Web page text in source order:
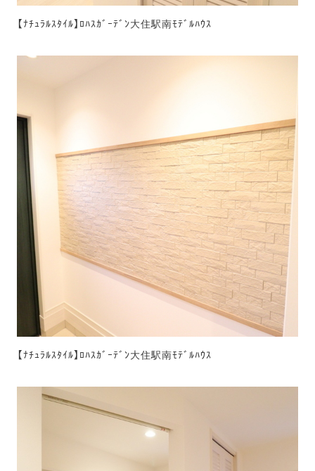
【ﾅﾁｭﾗﾙｽﾀｲﾙ】ﾛﾊｽｶﾞｰﾃﾞﾝ大住駅南ﾓﾃﾞﾙﾊｳｽ
【ﾅﾁｭﾗﾙｽﾀｲﾙ】ﾛﾊｽｶﾞｰﾃﾞﾝ大住駅南ﾓﾃﾞﾙﾊｳｽ